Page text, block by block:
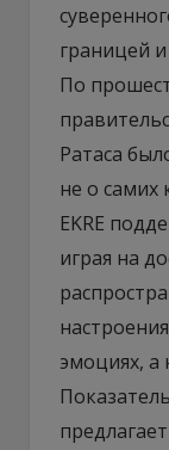
границей
По
Ратаса
не о самих
EKRE
играя на
эмоциях, а